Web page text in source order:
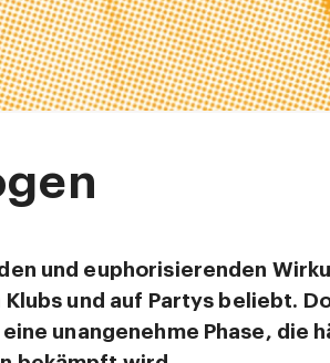
und euphorisierenden
und auf Partys beliebt.
unangenehme Phase, die